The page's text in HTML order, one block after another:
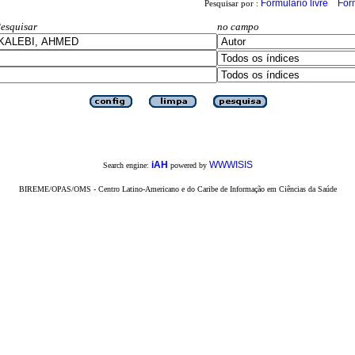
Pesquisar por : Formulário livre
no campo
Search engine: iAH powered by WWWISIS
BIREME/OPAS/OMS - Centro Latino-Americano e do Caribe de Informação em Ciências da Saúde